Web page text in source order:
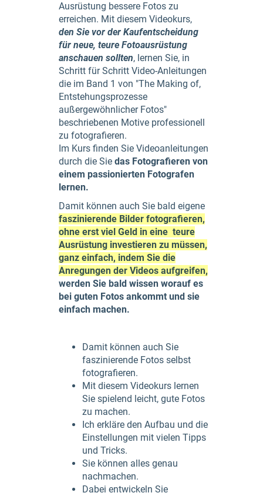
Ausrüstung bessere Fotos zu
erreichen. Mit diesem Videokurs,
den Sie vor der Kaufentscheidung
für neue, teure Fotoausrüstung
anschauen sollten, lernen Sie, in
Schritt für Schritt Video-Anleitungen
die im Band 1 von "The Making of,
Entstehungsprozesse
außergewöhnlicher Fotos"
beschriebenen Motive professionell
zu fotografieren.
Im Kurs finden Sie Videoanleitungen
durch die Sie das Fotografieren von
einem passionierten Fotografen
lernen.
Damit können auch Sie bald eigene
faszinierende Bilder fotografieren,
ohne erst viel Geld in eine teure
Ausrüstung investieren zu müssen,
ganz einfach, indem Sie die
Anregungen der Videos aufgreifen,
werden Sie bald wissen worauf es
bei guten Fotos ankommt und sie
einfach machen.
Damit können auch Sie
faszinierende Fotos selbst
fotografieren.
Mit diesem Videokurs lernen
Sie spielend leicht, gute Fotos
zu machen.
Ich erkläre den Aufbau und die
Einstellungen mit vielen Tipps
und Tricks.
Sie können alles genau
nachmachen.
Dabei entwickeln Sie